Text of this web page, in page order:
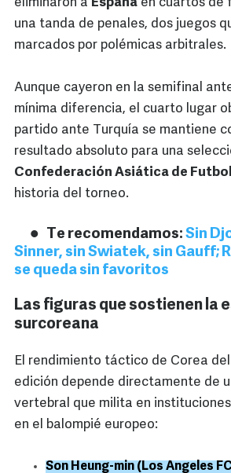
eliminaron a España en cuartos de
una tanda de penales, dos juegos
marcados por polémicas arbitrales.
Aunque cayeron en la semifinal
mínima diferencia, el cuarto lugar
partido ante Turquía se mantiene
resultado absoluto para una
Confederación Asiática de
historia del torneo.
Te recomendamos: Sin
Sinner, sin Swiatek, sin Gauff;
se queda sin favoritos
Las figuras que sostienen la
surcoreana
El rendimiento táctico de Corea
edición depende directamente de
vertebral que milita en
en el balompié europeo:
Son Heung-min (Los Angeles